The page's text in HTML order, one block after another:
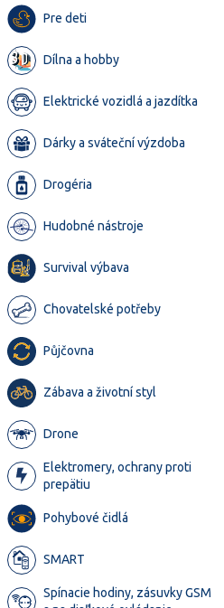
Pre deti
Dílna a hobby
Elektrické vozidlá a jazdítka
Dárky a sváteční výzdoba
Drogéria
Hudobné nástroje
Survival výbava
Chovatelské potřeby
Půjčovna
Zábava a životní styl
Drone
Elektromery, ochrany proti
prepätiu
Pohybové čidlá
SMART
Spínacie hodiny, zásuvky GSM